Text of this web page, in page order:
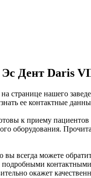
Дент Daris
странице нашего
ее контактные
к приему
оборудования.
всегда можете
окажет